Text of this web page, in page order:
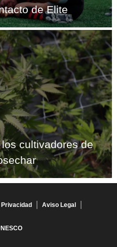
de Elite
cultivadores de
Privacidad Aviso Legal